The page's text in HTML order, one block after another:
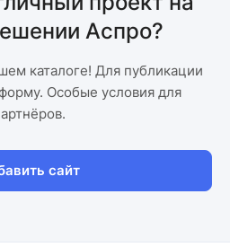
Аспро?
каталоге! Для публикации
Особые условия для
сайт